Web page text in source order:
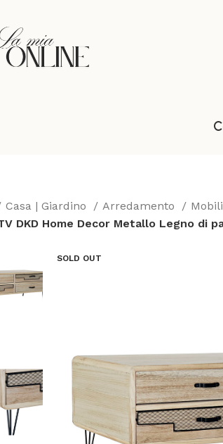
Casa | Giardino Arredamento
DKD Home Decor Metallo Legno di
SOLD OUT